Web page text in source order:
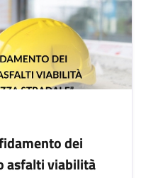
dei
asfalti viabilità